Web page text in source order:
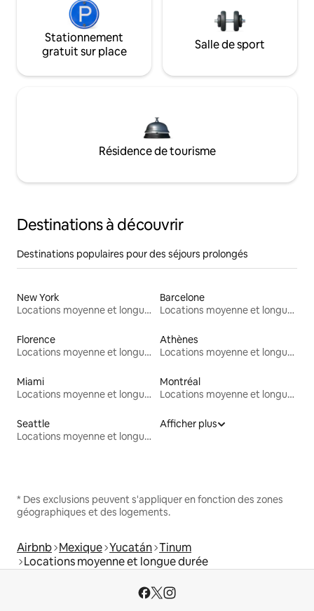
Stationnement
gratuit sur place
Salle de sport
Résidence de tourisme
Destinations à découvrir
Destinations populaires pour des séjours prolongés
New York
Locations moyenne et longue durée
Barcelone
Locations moyenne et longue durée
Florence
Locations moyenne et longue durée
Athènes
Locations moyenne et longue durée
Miami
Locations moyenne et longue durée
Montréal
Locations moyenne et longue durée
Seattle
Locations moyenne et longue durée
Afficher plus
* Des exclusions peuvent s'appliquer en fonction des zones
géographiques et des logements.
Airbnb Mexique Yucatán Tinum
Locations moyenne et longue durée